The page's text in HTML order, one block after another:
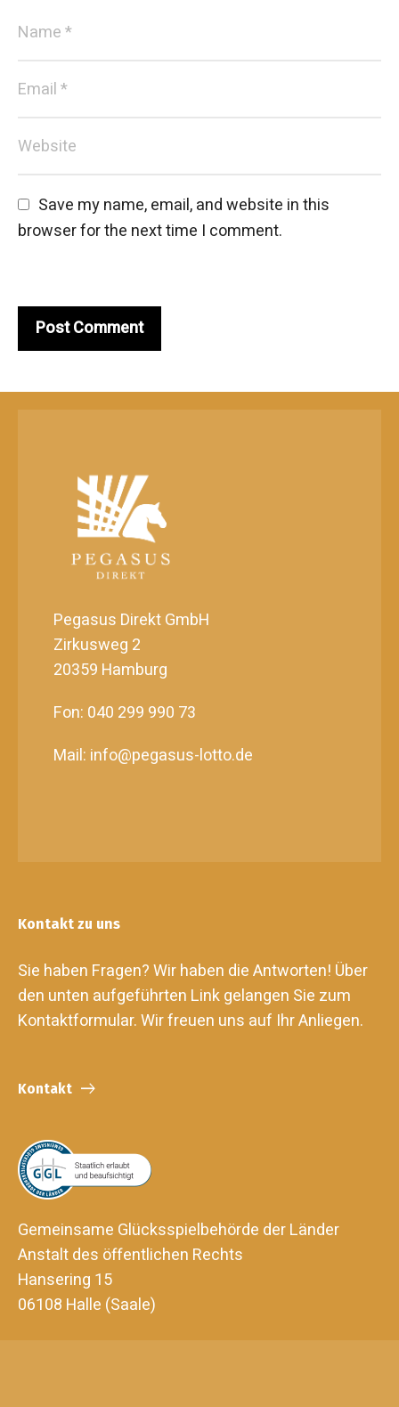
Save my name, email, and website in this
browser for the next time I comment.
Pegasus Direkt GmbH
Zirkusweg 2
20359 Hamburg
Fon: 040 299 990 73
Mail: info@pegasus-lotto.de
Kontakt zu uns
Sie haben Fragen? Wir haben die Antworten! Über
den unten aufgeführten Link gelangen Sie zum
Kontaktformular. Wir freuen uns auf Ihr Anliegen.
Kontakt
Gemeinsame Glücksspielbehörde der Länder
Anstalt des öffentlichen Rechts
Hansering 15
06108 Halle (Saale)